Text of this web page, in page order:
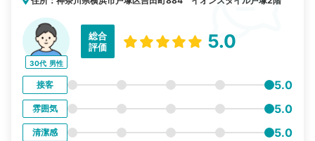
30代 男性
総合
評価
5.0
接客 5.0
雰囲気 5.0
清潔感 5.0